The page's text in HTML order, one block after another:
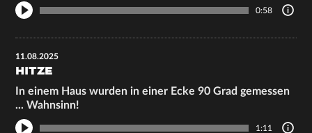
0:58
11.08.2025
HITZE
In einem Haus wurden in einer Ecke 90 Grad gemessen
... Wahnsinn!
1:11